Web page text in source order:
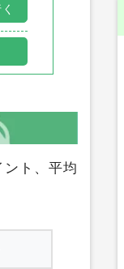
く
ト、平均